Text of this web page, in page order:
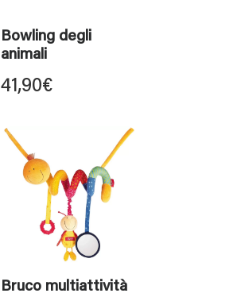
Bowling degli
animali
41,90€
Bruco multiattività